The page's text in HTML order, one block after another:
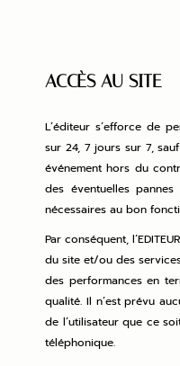
ACCÈS AU SITE
L’éditeur s’efforce de
sur 24, 7 jours sur 7,
événement hors du
des éventuelles
nécessaires au bon
Par conséquent,
du site et/ou des
des performances en
qualité. Il n’est prévu
de l’utilisateur que ce
téléphonique.